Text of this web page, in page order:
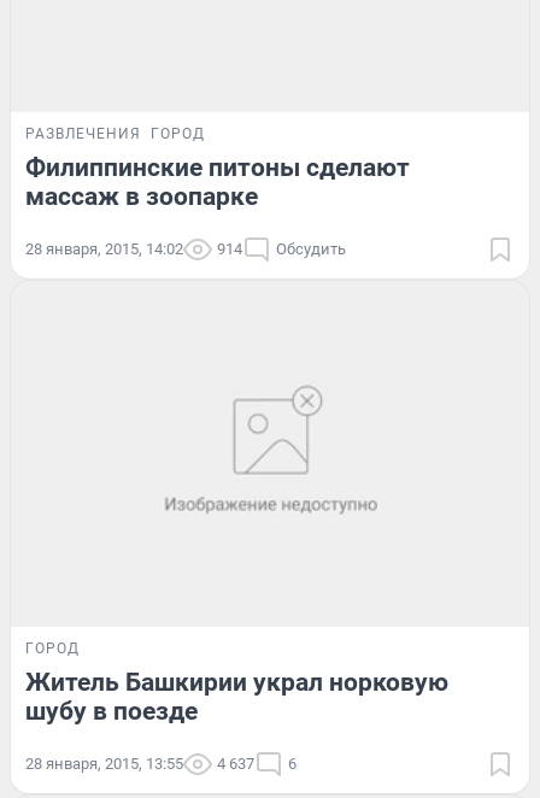
РАЗВЛЕЧЕНИЯ ГОРОД
Филиппинские питоны сделают
массаж в зоопарке
28 января, 2015, 14:02 914 Обсудить
ГОРОД
Житель Башкирии украл норковую
шубу в поезде
28 января, 2015, 13:55 4 637 6